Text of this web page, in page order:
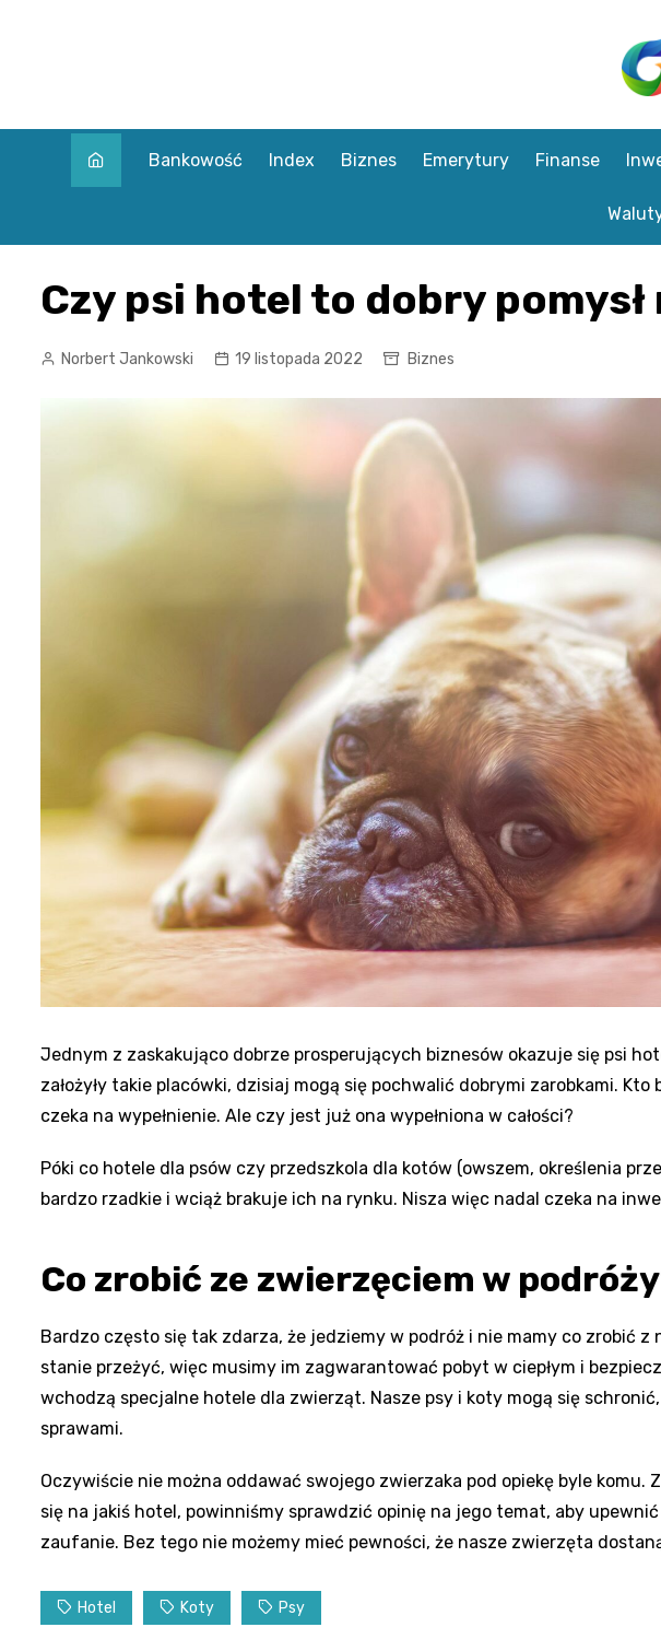
Bankowość Index Biznes Emerytury Finanse
Czy psi hotel to dobry pomysł
Norbert Jankowski 19 listopada 2022 Biznes
Jednym z zaskakująco dobrze prosperujących biznesów okazuje się psi
założyły takie placówki, dzisiaj mogą się pochwalić dobrymi zarobkami. Kto
czeka na wypełnienie. Ale czy jest już ona wypełniona w całości?
Póki co hotele dla psów czy przedszkola dla kotów (owszem, określenia
bardzo rzadkie i wciąż brakuje ich na rynku. Nisza więc nadal czeka na
Co zrobić ze zwierzęciem w
Bardzo często się tak zdarza, że jedziemy w podróż i nie mamy co zrobić z
stanie przeżyć, więc musimy im zagwarantować pobyt w ciepłym i
wchodzą specjalne hotele dla zwierząt. Nasze psy i koty mogą się
sprawami.
Oczywiście nie można oddawać swojego zwierzaka pod opiekę byle
się na jakiś hotel, powinniśmy sprawdzić opinię na jego temat, aby upewnić
zaufanie. Bez tego nie możemy mieć pewności, że nasze zwierzęta
Hotel Koty Psy